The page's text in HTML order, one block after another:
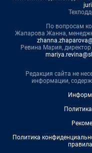
По вопросам
Жапарова Жанна,
Ревина Мария,
Редакция сайта не
информации,
Политика